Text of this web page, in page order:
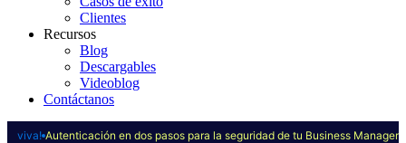
Clientes
Recursos
Blog
Descargables
Videoblog
Contáctanos
viva! Autenticación en dos pasos para la seguridad de tu Business Manager